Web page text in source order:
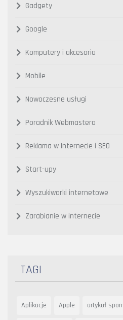
Gadgety
Google
Komputery i akcesoria
Mobile
Nowoczesne usługi
Poradnik Webmastera
Reklama w Internecie i SEO
Start-upy
Wyszukiwarki internetowe
Zarabianie w internecie
TAGI
Aplikacje Apple artykuł